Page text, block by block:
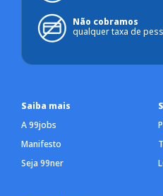
Saiba mais
A 99jobs
Manifesto
Seja 99ner
Não cobramos
qualquer taxa de